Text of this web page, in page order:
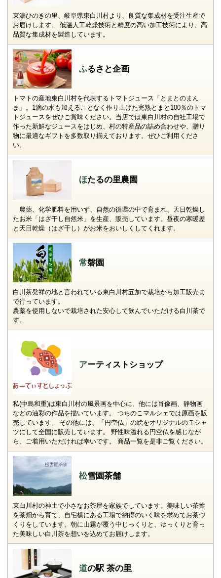
東濃ひのきの里、岐阜県東白川村より、良質な集成材を受注生産で
お届けします。 低温人工乾燥技術と精度の高い加工技術により、高
品質な集成材を製造しています。
ふるさと企画
トマトの産地東白川村を代表するトマトジュース「とまとのまん
ま」。1滴の水も加えることなく作り上げた完熟とまと100％のトマ
トジュースをぜひご賞味ください。当店では東白川村の自社工場で
作った新鮮なジュースをはじめ、村の特産品の詰め合わせや、贈り
物に最適なギフトを多数取り揃えております。ぜひご利用くださ
い。
ほたるの里農園
農薬、化学肥料を用いず、自然の循環の中で育まれ、天日乾燥し
たお米「はざ干し自然米」を生産、販売しています。昼夜の寒暖差
と天日乾燥（はざ干し）がお米をおいしくしてくれます。
常磐園
白川茶発祥の地と言われている東白川村五加で栽培から加工販売ま
で行っています。
農薬を使用しないで栽培された安心して飲んでいただける白川茶で
す。
アーティストショップ
私(中島和重)は東白川村の風景画を中心に、他には肖像画、静物画
などの油彩の作品を描いています。 つちのこマルシェでは原画を販
売しています。 その他には、「円空仏」の絵をオリジナルのＴシャ
ツにして全国に販売しています。 野性味溢れる円空仏を感じなが
ら、ご着用いただければ幸いです。 商品一覧を是非ご覧ください。
松雪園茶舗
東白川村の神土で小さなお茶屋を家族でしています。美味しい茶葉
を茶畑から育て、自宅横にある工場で納得のいく味を求めてお茶づ
くりをしています。朝に山霧が覆う中じっくりと、ゆっくりと育っ
た美味しい白川茶を想いを込めてお届けします。
道の駅 茶の里